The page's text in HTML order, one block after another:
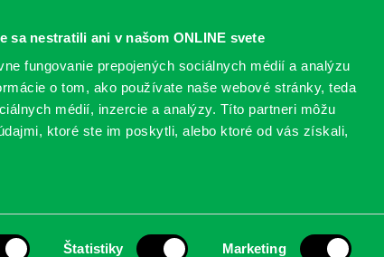
sa nestratili ani v našom ONLINE svete
fungovanie prepojených sociálnych médií a analýzu
o tom, ako používate naše webové stránky, teda
médií, inzercie a analýzy. Títo partneri môžu
ktoré ste im poskytli, alebo ktoré od vás získali,
Štatistiky Marketing
PODUJATIA POBOČKY O KNIŽNICI